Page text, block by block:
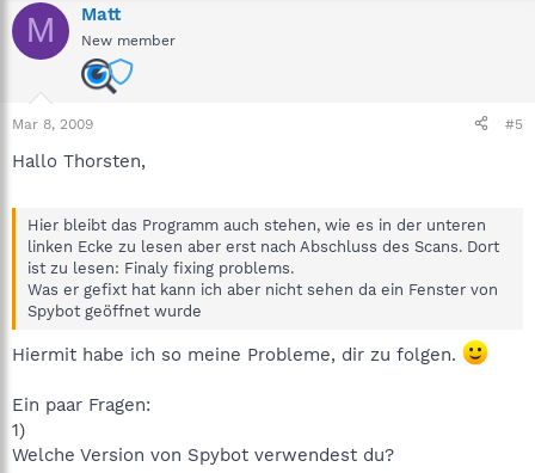
M Matt
New member
Mar 8, 2009 #5
Hallo Thorsten,
Hier bleibt das Programm auch stehen, wie es in der unteren
linken Ecke zu lesen aber erst nach Abschluss des Scans. Dort
ist zu lesen: Finaly fixing problems.
Was er gefixt hat kann ich aber nicht sehen da ein Fenster von
Spybot geöffnet wurde
Hiermit habe ich so meine Probleme, dir zu folgen.
Ein paar Fragen:
1)
Welche Version von Spybot verwendest du?